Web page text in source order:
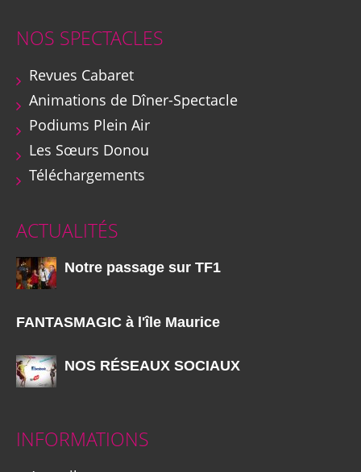
NOS SPECTACLES
Revues Cabaret
Animations de Dîner-Spectacle
Podiums Plein Air
Les Sœurs Donou
Téléchargements
ACTUALITÉS
Notre passage sur TF1
FANTASMAGIC à l'île Maurice
NOS RÉSEAUX SOCIAUX
INFORMATIONS